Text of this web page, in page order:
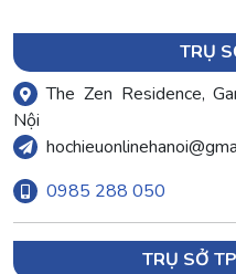
TRỤ
The Zen Residence,
Nội
0985 288 050
TRỤ SỞ